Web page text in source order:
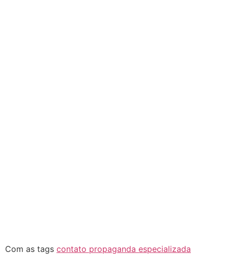
Com as tags contato propaganda especializada